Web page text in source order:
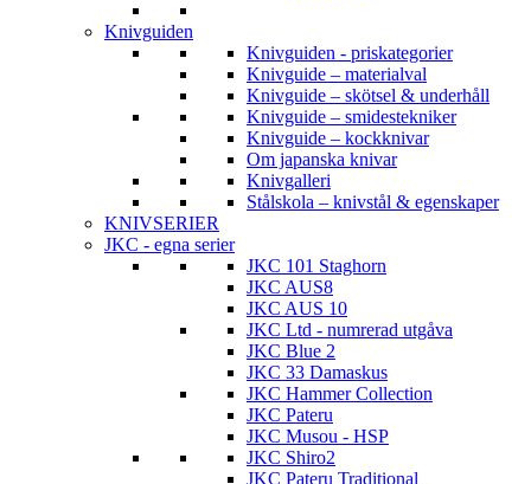
Knivguiden
Knivguiden - priskategorier
Knivguide – materialval
Knivguide – skötsel & underhåll
Knivguide – smidestekniker
Knivguide – kockknivar
Om japanska knivar
Knivgalleri
Stålskola – knivstål & egenskaper
KNIVSERIER
JKC - egna serier
JKC 101 Staghorn
JKC AUS8
JKC AUS 10
JKC Ltd - numrerad utgåva
JKC Blue 2
JKC 33 Damaskus
JKC Hammer Collection
JKC Pateru
JKC Musou - HSP
JKC Shiro2
JKC Pateru Traditional